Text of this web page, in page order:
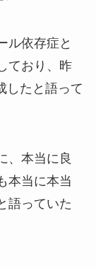
ル依存症と
ており、昨
したと語って
、本当に良
本当に本当
語っていた